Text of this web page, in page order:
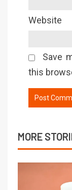
Website
Save
this
MORE